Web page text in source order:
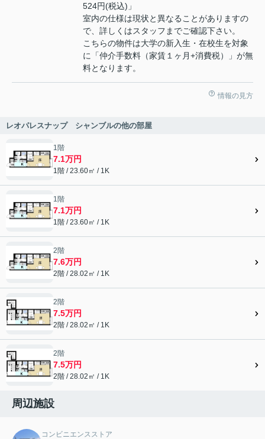
524円(税込)」
室内の仕様は現状と異なることがありますの
で、詳しくはスタッフまでご確認下さい。
こちらの物件は大学の新入生・在校生を対象
に「仲介手数料（家賃１ヶ月+消費税）」が無
料となります。
情報の見方
レオパレスナップ シャンブルの他の部屋
1階
7.1万円
1階 / 23.60㎡ / 1K
1階
7.1万円
1階 / 23.60㎡ / 1K
2階
7.6万円
2階 / 28.02㎡ / 1K
2階
7.5万円
2階 / 28.02㎡ / 1K
2階
7.5万円
2階 / 28.02㎡ / 1K
周辺施設
コンビニエンスストア